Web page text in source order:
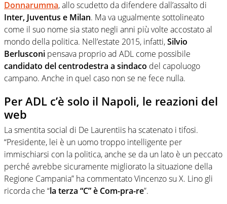
Donnarumma, allo scudetto da difendere dall’assalto di
Inter, Juventus e Milan. Ma va ugualmente sottolineato
come il suo nome sia stato negli anni più volte accostato al
mondo della politica. Nell’estate 2015, infatti,Silvio
Berlusconi pensava proprio ad ADL come possibile
candidato del centrodestra a sindaco del capoluogo
campano. Anche in quel caso non se ne fece nulla.
Per ADL c’è solo il Napoli, le reazioni del
web
La smentita social di De Laurentiis ha scatenato i tifosi.
“Presidente, lei è un uomo troppo intelligente per
immischiarsi con la politica, anche se da un lato è un peccato
perché avrebbe sicuramente migliorato la situazione della
Regione Campania” ha commentato Vincenzo su X. Lino gli
ricorda che “la terza “C” è Com-pra-re”.